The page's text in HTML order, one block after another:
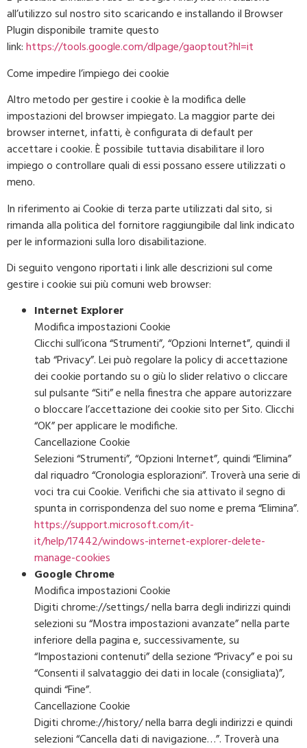
all’utilizzo sul nostro sito scaricando e installando il Browser
Plugin disponibile tramite questo
link:https://tools.google.com/dlpage/gaoptout?hl=it
Come impedire l’impiego dei cookie
Altro metodo per gestire i cookie è la modifica delle
impostazioni del browser impiegato. La maggior parte dei
browser internet, infatti, è configurata di default per
accettare i cookie. È possibile tuttavia disabilitare il loro
impiego o controllare quali di essi possano essere utilizzati o
meno.
In riferimento ai Cookie di terza parte utilizzati dal sito, si
rimanda alla politica del fornitore raggiungibile dal link indicato
per le informazioni sulla loro disabilitazione.
Di seguito vengono riportati i link alle descrizioni sul come
gestire i cookie sui più comuni web browser:
Internet Explorer
Modifica impostazioni Cookie
Clicchi sull’icona “Strumenti”, “Opzioni Internet”, quindi il
tab “Privacy”. Lei può regolare la policy di accettazione
dei cookie portando su o giù lo slider relativo o cliccare
sul pulsante “Siti” e nella finestra che appare autorizzare
o bloccare l’accettazione dei cookie sito per Sito. Clicchi
“OK” per applicare le modifiche.
Cancellazione Cookie
Selezioni “Strumenti”, “Opzioni Internet”, quindi “Elimina”
dal riquadro “Cronologia esplorazioni”. Troverà una serie di
voci tra cui Cookie. Verifichi che sia attivato il segno di
spunta in corrispondenza del suo nome e prema “Elimina”.
https://support.microsoft.com/it-
it/help/17442/windows-internet-explorer-delete-
manage-cookies
Google Chrome
Modifica impostazioni Cookie
Digiti chrome://settings/ nella barra degli indirizzi quindi
selezioni su “Mostra impostazioni avanzate” nella parte
inferiore della pagina e, successivamente, su
“Impostazioni contenuti” della sezione “Privacy” e poi su
“Consenti il salvataggio dei dati in locale (consigliata)”,
quindi “Fine”.
Cancellazione Cookie
Digiti chrome://history/ nella barra degli indirizzi e quindi
selezioni “Cancella dati di navigazione…”. Troverà una